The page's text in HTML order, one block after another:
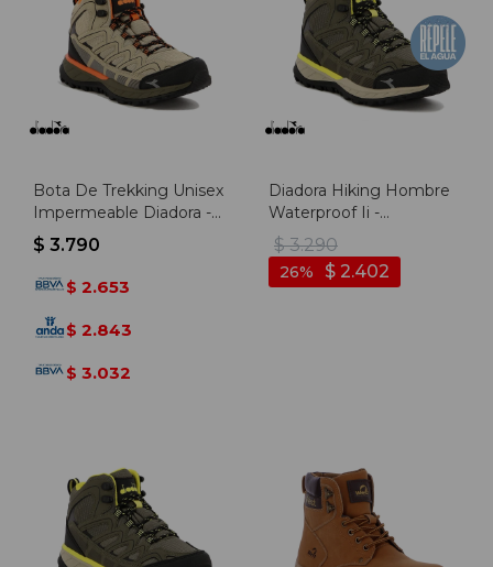
Bota De Trekking Unisex
Impermeable Diadora -
Beige-marron
$ 3.790
$ 2.653
$ 2.843
$ 3.032
Diadora Hiking Hombre
Waterproof Ii -
Verde/negro - Verde-
negro
$ 3.290
$ 2.402
26